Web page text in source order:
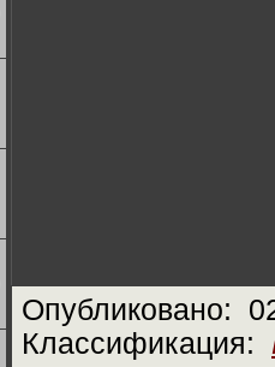
Опубликовано:
Классификация: